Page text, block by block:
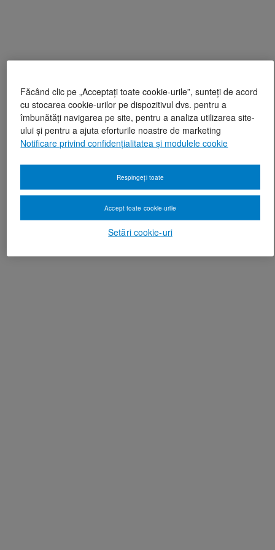
Făcând clic pe „Acceptați toate cookie-urile”, sunteți de acord
cu stocarea cookie-urilor pe dispozitivul dvs. pentru a
îmbunătăți navigarea pe site, pentru a analiza utilizarea site-
ului și pentru a ajuta eforturile noastre de marketing
Notificare privind confidențialitatea și modulele cookie
Setări cookie-uri
Respingeți toate
Accept toate cookie-urile